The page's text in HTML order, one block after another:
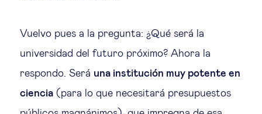
Vuelvo pues a la pregunta: ¿Qué será la
universidad del futuro próximo? Ahora la
respondo. Será una institución muy potente en
ciencia (para lo que necesitará presupuestos